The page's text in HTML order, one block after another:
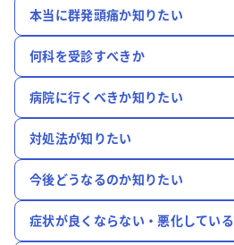
本当に群発頭痛か知りたい
何科を受診すべきか
病院に行くべきか知りたい
対処法が知りたい
今後どうなるのか知りたい
症状が良くならない・悪化している